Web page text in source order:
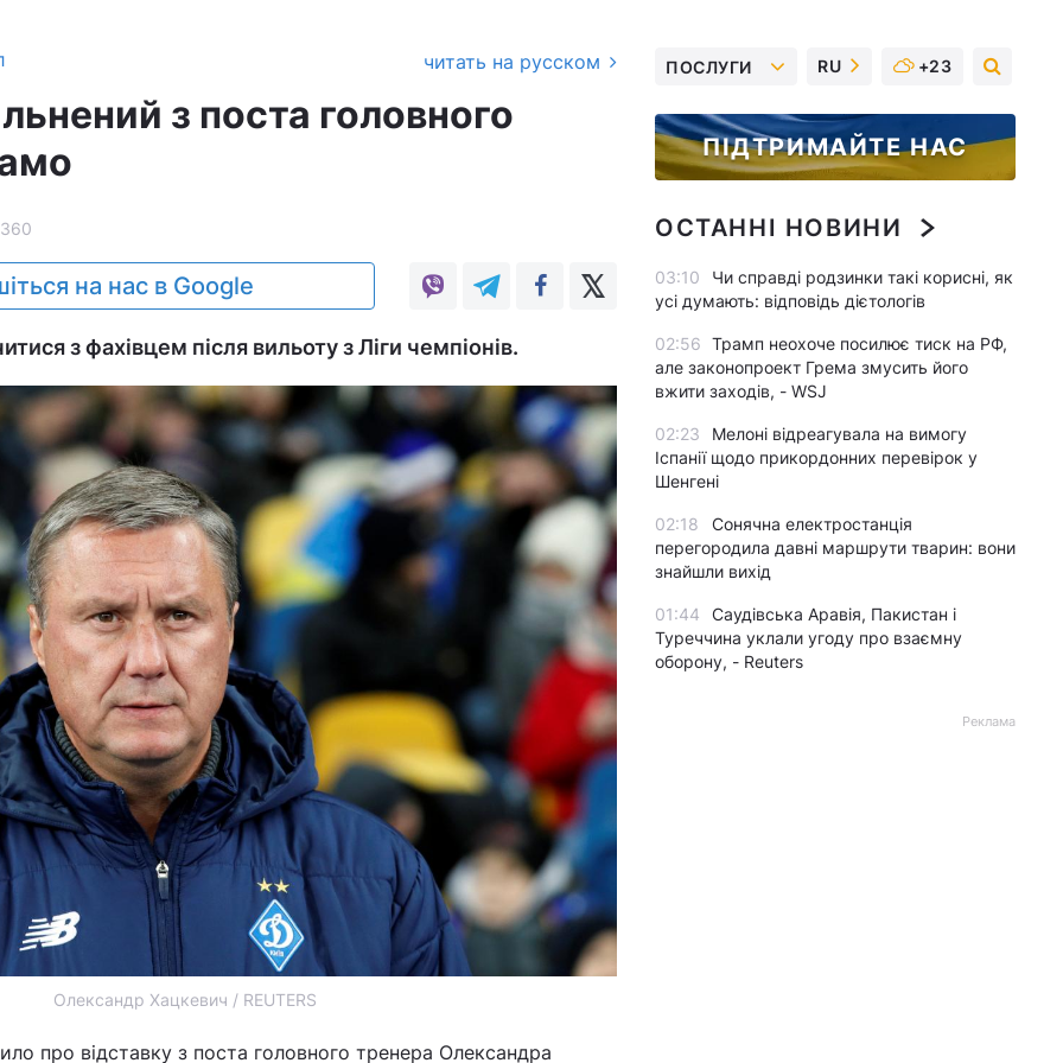
читать на русском
з поста головного
на нас в Google
з фахівцем після вильоту з Ліги чемпіонів.
Олександр Хацкевич / REUTERS
про відставку з поста головного тренера Олександра
ПОСЛУГИ RU +23
ПІДТРИМАЙТЕ НАС
ОСТАННІ НОВИНИ
03:10
Чи справді родзинки такі корисні, як
усі думають: відповідь дієтологів
02:56 Трамп неохоче посилює тиск на РФ,
але законопроект Грема змусить його
вжити заходів, - WSJ
02:23
Мелоні відреагувала на вимогу
Іспанії щодо прикордонних перевірок у
Шенгені
02:18
Сонячна електростанція
перегородила давні маршрути тварин: вони
знайшли вихід
01:44
Саудівська Аравія, Пакистан і
Туреччина уклали угоду про взаємну
оборону, - Reuters
Реклама